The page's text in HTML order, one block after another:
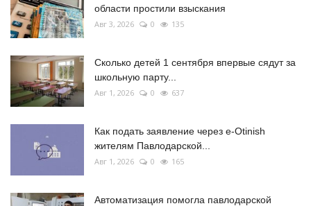
области простили взыскания
Авг 3, 2026 0 135
Сколько детей 1 сентября впервые сядут за
школьную парту...
Авг 1, 2026 0 637
Как подать заявление через e-Otinish
жителям Павлодарской...
Авг 1, 2026 0 165
Автоматизация помогла павлодарской